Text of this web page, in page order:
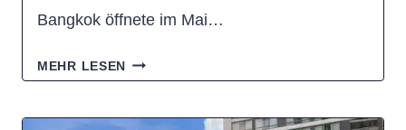
Bangkok öffnete im Mai…
MEHR LESEN SINDHORN
HOTEL